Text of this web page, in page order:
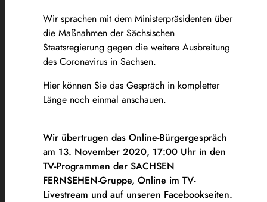
Wir sprachen mit dem Ministerpräsidenten über
die Maßnahmen der Sächsischen
Staatsregierung gegen die weitere Ausbreitung
des Coronavirus in Sachsen.
Hier können Sie das Gespräch in kompletter
Länge noch einmal anschauen.
Wir übertrugen das Online-Bürgergespräch
am 13. November 2020, 17:00 Uhr in den
TV-Programmen der SACHSEN
FERNSEHEN-Gruppe, Online im TV-
Livestream und auf unseren Facebookseiten.